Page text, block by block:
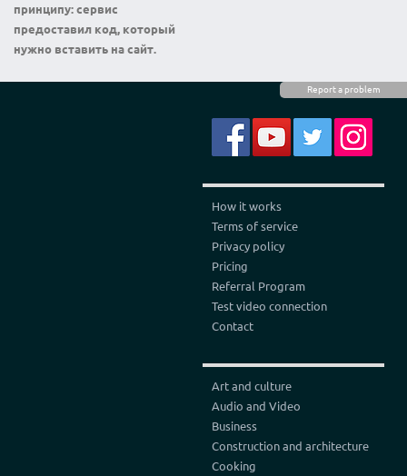
Report a problem
принципу: сервис
предоставил код, который
нужно вставить на сайт.
How it works
Terms of service
Privacy policy
Pricing
Referral Program
Test video connection
Contact
Art and culture
Audio and Video
Business
Construction and architecture
Cooking